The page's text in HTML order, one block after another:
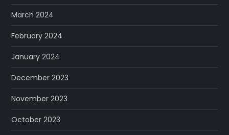
March 2024
February 2024
January 2024
December 2023
November 2023
October 2023